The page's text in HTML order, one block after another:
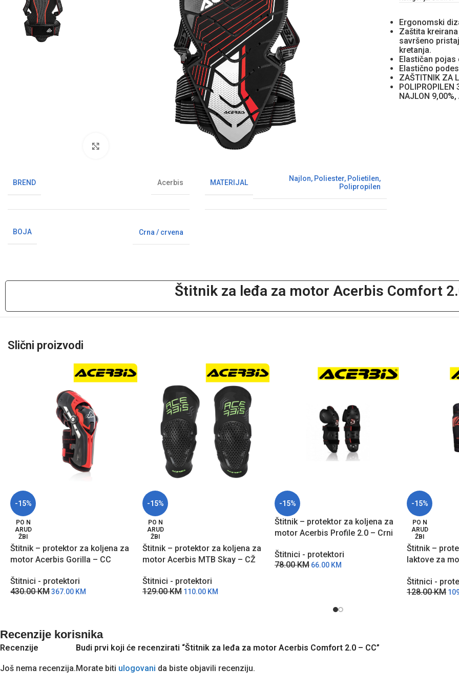
BREND Acerbis MATERIJAL Najlon, Poliester, Polietilen,
Polipropilen
BOJA Crna / crvena
Ergonomski
Zaštita
savršeno
kretanja.
Elastičan pojas
Elastično
ZAŠTITNIK ZA
POLIPROPILEN
NAJLON 9,00%,
Štitnik za leđa za motor Acerbis Comfort
Slični proizvodi
-15%
PO N
ARUD
ŽBI
Štitnik – protektor za koljena za
motor Acerbis Gorilla – CC
Štitnici - protektori
430.00KM367.00 KM
-15%
PO N
ARUD
ŽBI
Štitnik – protektor za koljena za
motor Acerbis MTB Skay – CŽ
Štitnici - protektori
129.00KM 110.00 KM
-15%
Štitnik – protektor za koljena za
motor Acerbis Profile 2.0 – Crni
Štitnici - protektori
78.00KM 66.00 KM
-15%
PO N
ARUD
ŽBI
Štitnik –
laktove za
Štitnici -
128.00KM
Recenzije korisnika
Recenzije
Još nema recenzija.
Budi prvi koji će recenzirati “Štitnik za leđa za motor Acerbis Comfort 2.0 – CC”
Morate biti ulogovani da biste objavili recenziju.